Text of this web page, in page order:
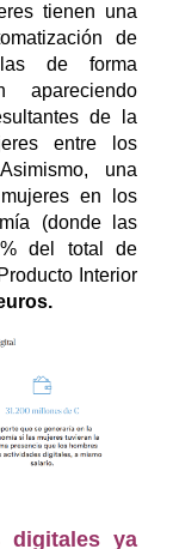
tienen una
de
de forma
de la
entre los
una
en los
(donde las
del total de
Interior
digitales ya